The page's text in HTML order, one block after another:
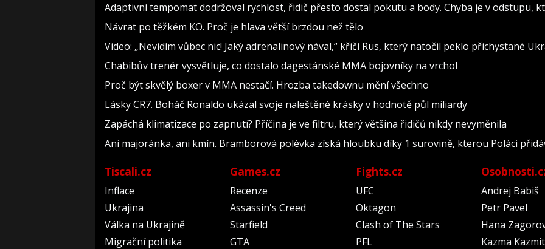
Adaptivní tempomat dodržoval rychlost, řidič přesto dostal pokutu a body. Chyba je v odstupu,
Návrat po těžkém KO. Proč je hlava větší brzdou než tělo
Video: „Nevidím vůbec nic! Jaký adrenalinový nával,“ křičí Rus, který natočil peklo přichystané
Chabibův trenér vysvětluje, co dostalo dagestánské MMA bojovníky na vrchol
Proč být skvělý boxer v MMA nestačí. Hrozba takedownu mění všechno
Lásky CR7. Boháč Ronaldo ukázal svoje naleštěné krásky v hodnotě půl miliardy
Zapáchá klimatizace po zapnutí? Příčina je ve filtru, který většina řidičů nikdy nevyměnila
Ani majoránka, ani kmín. Bramborová polévka získá hloubku díky 1 surovině, kterou Poláci
Tiscali.cz
Inflace
Ukrajina
Válka na Ukrajině
Migrační politika
Games.cz
Recenze
Assassin's Creed
Starfield
GTA
Fights.cz
UFC
Oktagon
Clash of The Stars
PFL
Andrej Babiš
Petr Pavel
Hana
Kazma